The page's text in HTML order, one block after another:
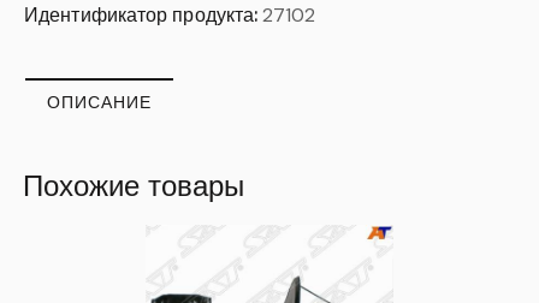
Идентификатор продукта:27102
ОПИСАНИЕ
Похожие товары